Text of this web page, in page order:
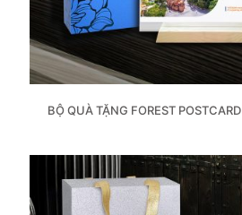
BỘ QUÀ TẶNG FOREST POSTCARD